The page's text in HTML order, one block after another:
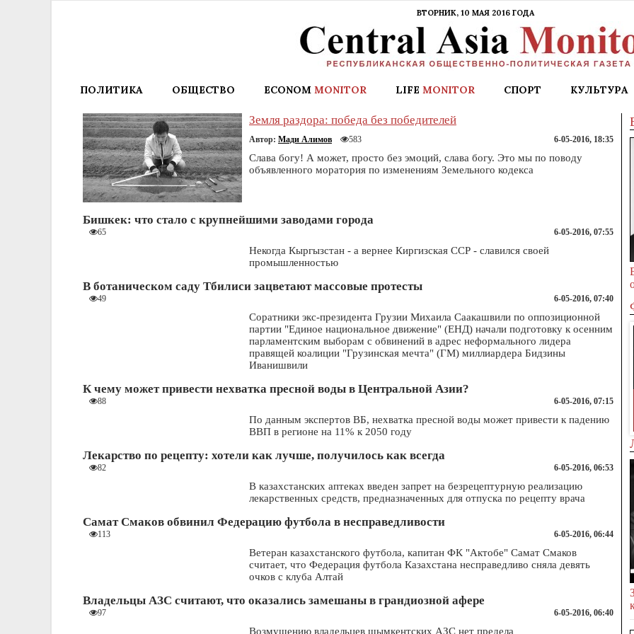
ВТОРНИК, 10 МАЯ 2016 ГОДА
ПОЛИТИКА ОБЩЕСТВО ECONOM MONITOR LIFE MONITOR СПОРТ КУЛЬТУРА
Земля раздора: победа без победителей
Автор: Мади Алимов 583 6-05-2016, 18:35
Слава богу! А может, просто без эмоций, слава богу. Это мы по поводу
объявленного моратория по изменениям Земельного кодекса
Бишкек: что стало с крупнейшими заводами города
65 6-05-2016, 07:55
Некогда Кыргызстан - а вернее Киргизская ССР - славился своей
промышленностью
В ботаническом саду Тбилиси зацветают массовые протесты
49 6-05-2016, 07:40
Соратники экс-президента Грузии Михаила Саакашвили по оппозиционной
партии "Единое национальное движение" (ЕНД) начали подготовку к осенним
парламентским выборам с обвинений в адрес неформального лидера
правящей коалиции "Грузинская мечта" (ГМ) миллиардера Бидзины
Иванишвили
К чему может привести нехватка пресной воды в Центральной Азии?
88 6-05-2016, 07:15
По данным экспертов ВБ, нехватка пресной воды может привести к падению
ВВП в регионе на 11% к 2050 году
Лекарство по рецепту: хотели как лучше, получилось как всегда
82 6-05-2016, 06:53
В казахстанских аптеках введен запрет на безрецептурную реализацию
лекарственных средств, предназначенных для отпуска по рецепту врача
Самат Смаков обвинил Федерацию футбола в несправедливости
113 6-05-2016, 06:44
Ветеран казахстанского футбола, капитан ФК "Актобе" Самат Смаков
считает, что Федерация футбола Казахстана несправедливо сняла девять
очков с клуба Алтай
Владельцы АЗС считают, что оказались замешаны в грандиозной афере
97 6-05-2016, 06:40
Возмущению владельцев шымкентских АЗС нет предела
Последствия пожара в столичном
Топ-10 мест для отдыха в ЮКО и